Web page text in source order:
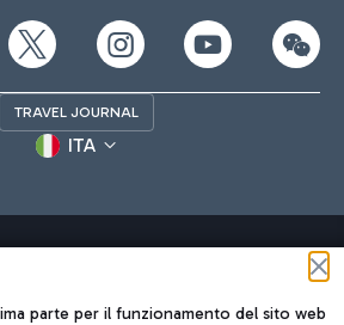
TRAVEL JOURNAL
ITA
parte per il funzionamento del sito web